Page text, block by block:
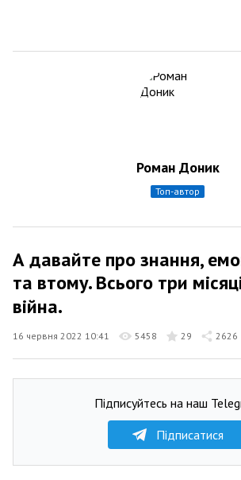
Роман Доник
топ-автор
А давайте про знання,
та втому. Всього три
війна.
16 червня 2022 10:41 5458 29 2626
Підписуйтесь на наш
Підписатися